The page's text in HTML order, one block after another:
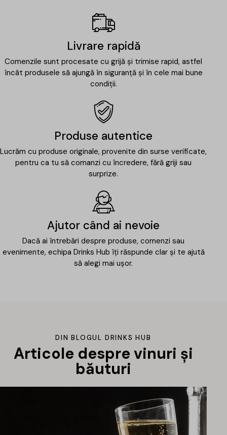
Livrare rapidă
Comenzile sunt procesate cu grijă și trimise rapid, astfel
încât produsele să ajungă în siguranță și în cele mai bune
condiții.
Produse autentice
Lucrăm cu produse originale, provenite din surse verificate,
pentru ca tu să comanzi cu încredere, fără griji sau
surprize.
Ajutor când ai nevoie
Dacă ai întrebări despre produse, comenzi sau
evenimente, echipa Drinks Hub îți răspunde clar și te ajută
să alegi mai ușor.
DIN BLOGUL DRINKS HUB
Articole despre vinuri și
băuturi